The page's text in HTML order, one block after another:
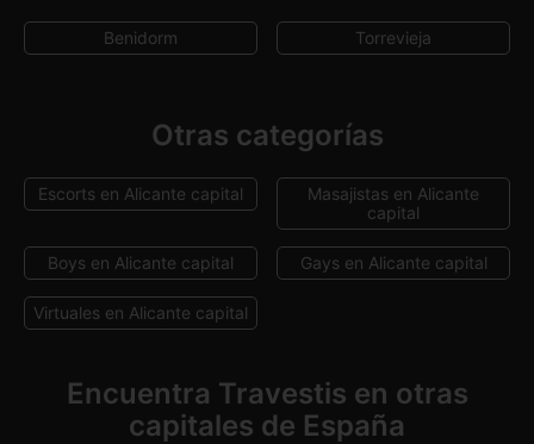
Benidorm Torrevieja
Otras categorías
Escorts en Alicante capital
Masajistas en Alicante
capital
Boys en Alicante capital Gays en Alicante capital
Virtuales en Alicante capital
Encuentra Travestis en otras
capitales de España